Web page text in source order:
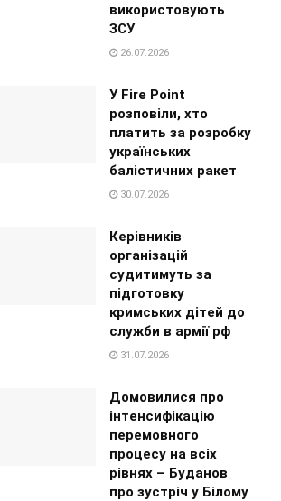
використовують
ЗСУ
26.07.2026
У Fire Point
розповіли, хто
платить за розробку
українських
балістичних ракет
30.07.2026
Керівників
організацій
судитимуть за
підготовку
кримських дітей до
служби в армії рф
31.07.2026
Домовилися про
інтенсифікацію
перемовного
процесу на всіх
рівнях – Буданов
про зустріч у Білому